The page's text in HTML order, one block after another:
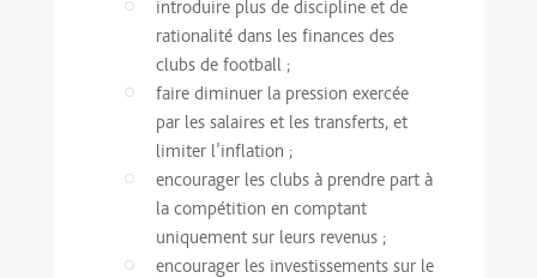
introduire plus de discipline et de
rationalité dans les finances des
clubs de football ;
faire diminuer la pression exercée
par les salaires et les transferts, et
limiter l’inflation ;
encourager les clubs à prendre part à
la compétition en comptant
uniquement sur leurs revenus ;
encourager les investissements sur le